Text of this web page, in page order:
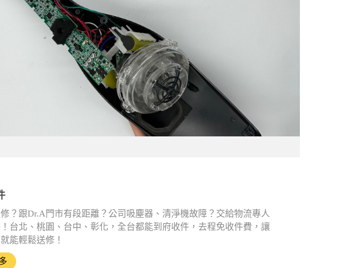
？跟Dr.A門市有段距離？公司吸塵器、清淨機故障？交給物流專人
台北、桃園、台中、彰化，全台都能到府收件，去程免收件費，讓
能輕鬆送修！